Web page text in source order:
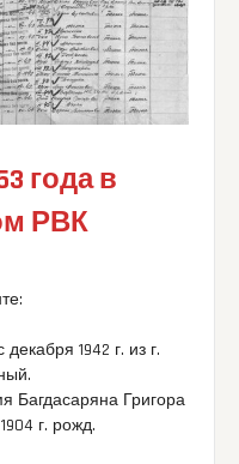
года в
РВК
1942 г. из г.
Багдасаряна Григора
г. рожд.